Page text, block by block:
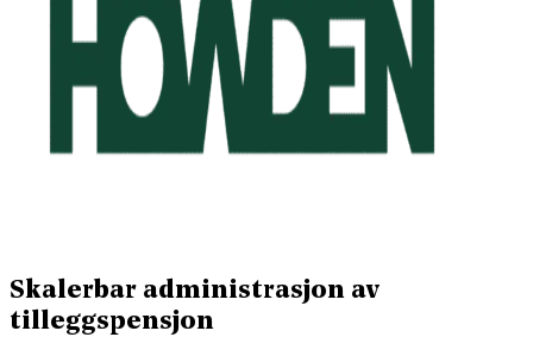
Skalerbar administrasjon av
tilleggspensjon